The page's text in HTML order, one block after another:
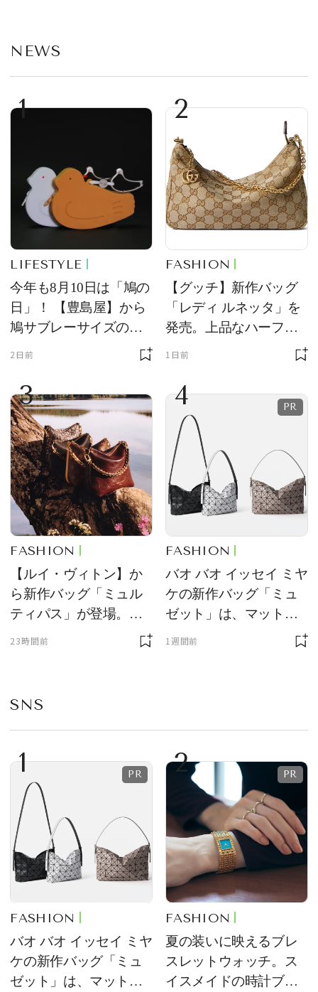
NEWS
1
LIFESTYLE
今年も8月10日は「鳩の
日」！ 【豊島屋】から
鳩サブレーサイズのポ
ーチ「はとっこ」を限
2日前
2
FASHION
【グッチ】新作バッグ
「レディ ルネッタ」を
発売。上品なハーフム
ーン型がスタイリング
1日前
3
FASHION
【ルイ・ヴィトン】か
ら新作バッグ「ミュル
ティパス」が登場。ミ
ニサイズもラインナッ
23時間前
4
FASHION
バオ バオ イッセイ ミヤ
ケの新作バッグ「ミュ
ゼット」は、マットな
1週間前
SNS
1
FASHION
バオ バオ イッセイ ミヤ
ケの新作バッグ「ミュ
ゼット」は、マットな
2
FASHION
夏の装いに映えるブレ
スレットウォッチ。ス
イスメイドの時計ブラ